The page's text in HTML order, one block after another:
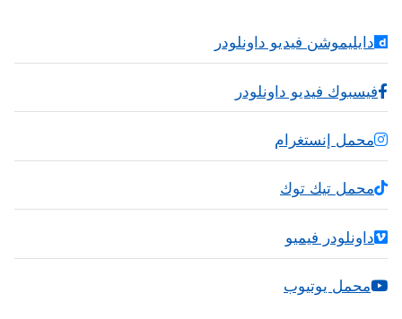
دايليموشن فيديو داونلودر
فيسبوك فيديو داونلودر
محمل إنستغرام
محمل تيك توك
داونلودر فيميو
محمل يوتيوب